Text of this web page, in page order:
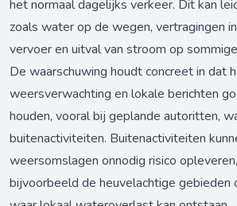
het normaal dagelijks verkeer. Dit kan
zoals water op de wegen, vertragingen
vervoer en uitval van stroom op
De waarschuwing houdt concreet in dat
weersverwachting en lokale berichten
houden, vooral bij geplande autoritten,
buitenactiviteiten. Buitenactiviteiten
weersomslagen onnodig risico
bijvoorbeeld de heuvelachtige gebieden